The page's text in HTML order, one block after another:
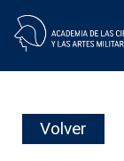
content
Volver